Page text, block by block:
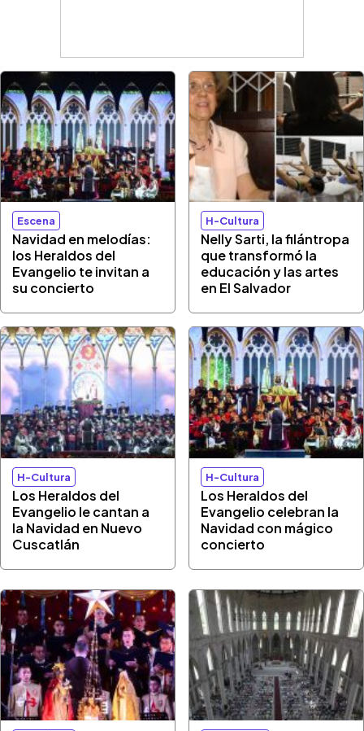
Escena
Navidad en melodías:
los Heraldos del
Evangelio te invitan a
su concierto
H-Cultura
Nelly Sarti, la filántropa
que transformó la
educación y las artes
en El Salvador
H-Cultura
Los Heraldos del
Evangelio le cantan a
la Navidad en Nuevo
Cuscatlán
H-Cultura
Los Heraldos del
Evangelio celebran la
Navidad con mágico
concierto